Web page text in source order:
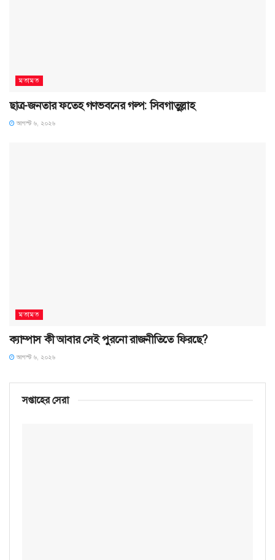
মতামত
ছাত্র-জনতার ফতেহ গণভবনের গল্প: সিবগাতুল্লাহ
আগস্ট ৬, ২০২৬
মতামত
ক্যাম্পাস কী আবার সেই পুরনো রাজনীতিতে ফিরছে?
আগস্ট ৬, ২০২৬
সপ্তাহের সেরা